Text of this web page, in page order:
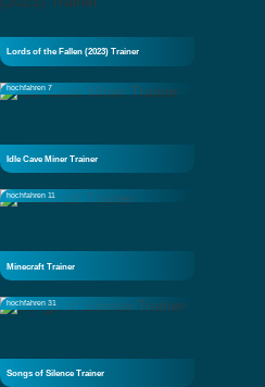
Lords of the Fallen (2023) Trainer
hochfahren 7
Idle Cave Miner Trainer
hochfahren 11
Minecraft Trainer
hochfahren 31
Songs of Silence Trainer